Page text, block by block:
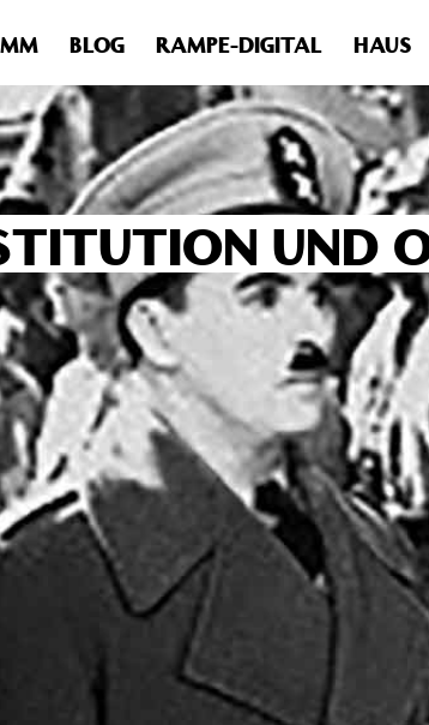
ist seit Version 4.4.0 veraltet!
6031
BLOG RAMPE-DIGITAL HAUS
UND